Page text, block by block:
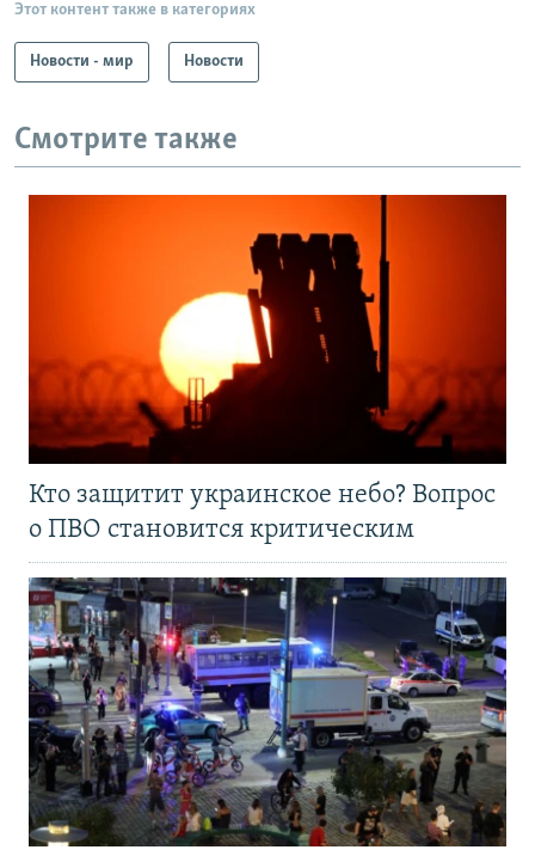
Этот контент также в категориях
Новости - мир Новости
Смотрите также
Кто защитит украинское небо? Вопрос
о ПВО становится критическим